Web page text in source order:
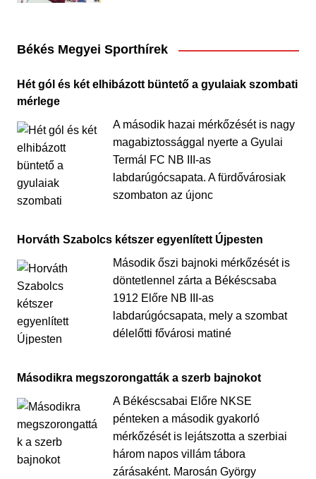
Békés Megyei Sporthírek
Hét gól és két elhibázott büntető a gyulaiak szombati
mérlege
A második hazai mérkőzését is nagy
magabiztossággal nyerte a Gyulai
Termál FC NB III-as
labdarúgócsapata. A fürdővárosiak
szombaton az újonc
Horváth Szabolcs kétszer egyenlített Újpesten
Második őszi bajnoki mérkőzését is
döntetlennel zárta a Békéscsaba
1912 Előre NB III-as
labdarúgócsapata, mely a szombat
délelőtti fővárosi matiné
Másodikra megszorongatták a szerb bajnokot
A Békéscsabai Előre NKSE
pénteken a második gyakorló
mérkőzését is lejátszotta a szerbiai
három napos villám tábora
zárásaként. Marosán György